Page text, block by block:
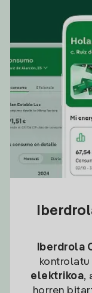
Iberdrola
kontrolatu
elektrikoa,
horren